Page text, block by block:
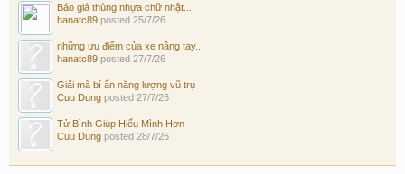
Báo giá thùng nhựa chữ nhật...
hanatc89 posted 25/7/26
những ưu điểm của xe nâng tay...
hanatc89 posted 27/7/26
Giải mã bí ẩn năng lượng vũ trụ
Cuu Dung posted 27/7/26
Tử Bình Giúp Hiểu Mình Hơn
Cuu Dung posted 28/7/26